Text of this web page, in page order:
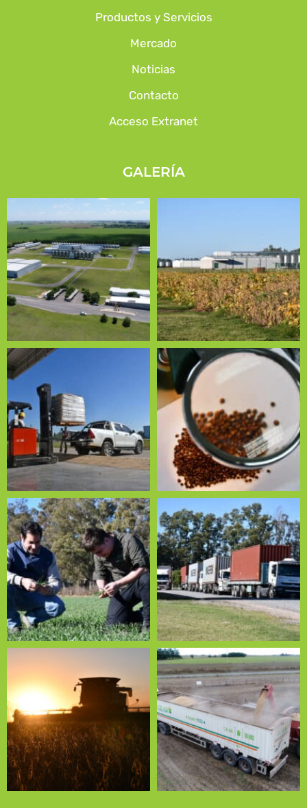
Productos y Servicios
Mercado
Noticias
Contacto
Acceso Extranet
GALERÍA